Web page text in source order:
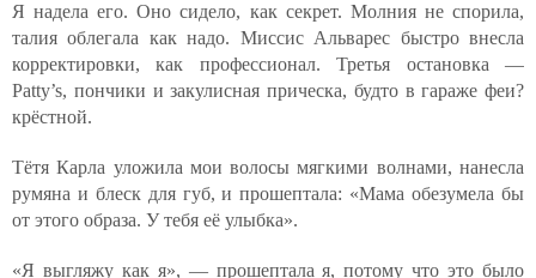
Я надела его. Оно сидело, как секрет. Молния не спорила,
талия облегала как надо. Миссис Альварес быстро внесла
корректировки, как профессионал. Третья остановка —
Patty’s, пончики и закулисная прическа, будто в гараже феи?
крёстной.
Тётя Карла уложила мои волосы мягкими волнами, нанесла
румяна и блеск для губ, и прошептала: «Мама обезумела бы
от этого образа. У тебя её улыбка».
«Я выгляжу как я», — прошептала я, потому что это было